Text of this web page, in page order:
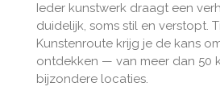
Ieder kunstwerk draagt een
duidelijk, soms stil en verstopt.
Kunstenroute krijg je de kans
ontdekken — van meer dan 50
bijzondere locaties.